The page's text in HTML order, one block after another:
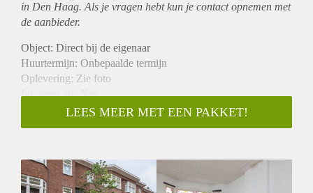
in Den Haag. Als je vragen hebt kun je contact opnemen met
de aanbieder.
Object: Direct bij de eigenaar
Huurtermijn: Onbepaalde termijn
Oplevering: Zie foto
Inkomen eis: Nee
Garantiestelling mogelijk: Nee
Borg: 1 Maand
Huisdieren toegestaan: Afhankelijk van de Eigenaar
Huurtoeslag grens: Ja
LEES MEER MET EEN PAKKET!